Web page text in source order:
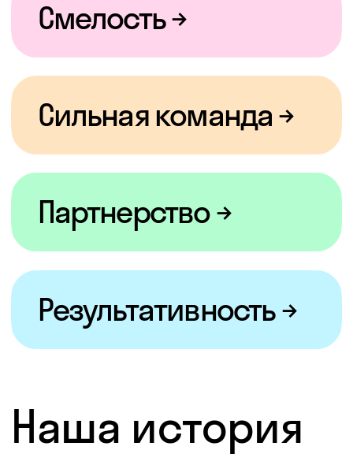
Ну и как не
покрасоваться
плюшками
на дорожку
−50% на курсы
Skyeng
и Skysmart
−35% в Skypro
на все курсы
Карьера, курсы
от корп.
Growth и др.